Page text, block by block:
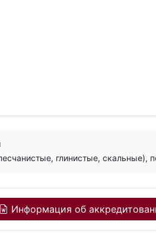
глинистые, скальные),
Информация об